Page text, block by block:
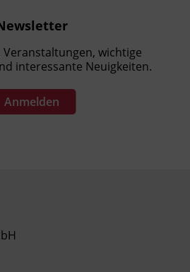
Veranstaltungen, wichtige
interessante Neuigkeiten.
Anmelden